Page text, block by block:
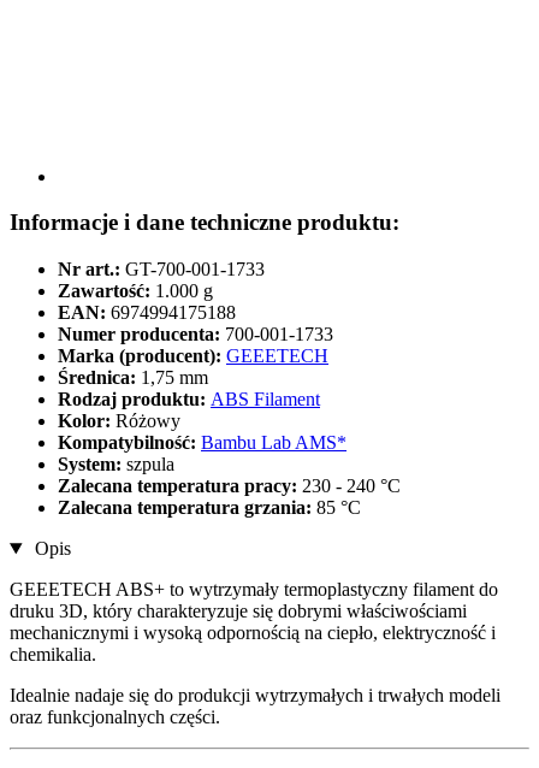
Informacje i dane techniczne produktu:
Nr art.: GT-700-001-1733
Zawartość: 1.000 g
EAN: 6974994175188
Numer producenta: 700-001-1733
Marka (producent): GEEETECH
Średnica: 1,75 mm
Rodzaj produktu: ABS Filament
Kolor: Różowy
Kompatybilność: Bambu Lab AMS*
System: szpula
Zalecana temperatura pracy: 230 - 240 °C
Zalecana temperatura grzania: 85 °C
Opis
GEEETECH ABS+ to wytrzymały termoplastyczny filament do
druku 3D, który charakteryzuje się dobrymi właściwościami
mechanicznymi i wysoką odpornością na ciepło, elektryczność i
chemikalia.
Idealnie nadaje się do produkcji wytrzymałych i trwałych modeli
oraz funkcjonalnych części.